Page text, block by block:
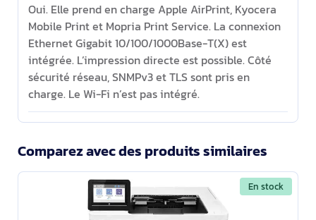
Oui. Elle prend en charge Apple AirPrint, Kyocera
Mobile Print et Mopria Print Service. La connexion
Ethernet Gigabit 10/100/1000Base-T(X) est
intégrée. L’impression directe est possible. Côté
sécurité réseau, SNMPv3 et TLS sont pris en
charge. Le Wi-Fi n’est pas intégré.
Comparez avec des produits similaires
En stock